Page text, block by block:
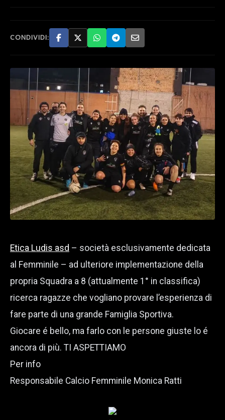
CONDIVIDI:
Etica Ludis asd – società esclusivamente dedicata
al Femminile – ad ulteriore implementazione della
propria Squadra a 8 (attualmente 1° in classifica)
ricerca ragazze che vogliano provare l’esperienza di
fare parte di una grande Famiglia Sportiva.
Giocare é bello, ma farlo con le persone giuste lo é
ancora di più. TI ASPETTIAMO
Per info
Responsabile Calcio Femminile Monica Ratti